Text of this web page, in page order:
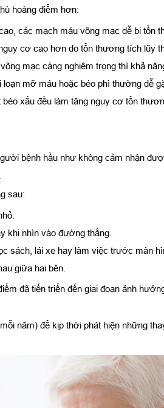
hoàng điểm hơn:
các mạch máu võng mạc dễ bị tổn
cơ cao hơn do tổn thương tích lũy
mạc càng nghiêm trọng thì khả
mỡ máu hoặc béo phì thường dễ
xấu đều làm tăng nguy cơ tổn
bệnh hầu như không cảm nhận
sau:
khi nhìn vào đường thẳng.
sách, lái xe hay làm việc trước màn
giữa hai bên.
đã tiến triển đến giai đoạn ảnh
năm) để kịp thời phát hiện những